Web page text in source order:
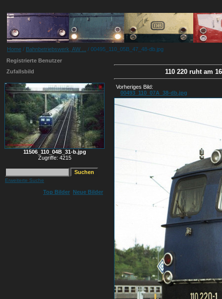
Home / Bahnbetriebswerk, AW ...
/ 00495_110_05B_47_48-db.jpg
Registrierte Benutzer
Zufallsbild
11506_110_04B_31-b.jpg
Zugriffe: 4215
Erweiterte Suche
Top Bilder Neue Bilder
110 220 ruht am
Vorheriges Bild:
00493_110_07A_38-db.jpg